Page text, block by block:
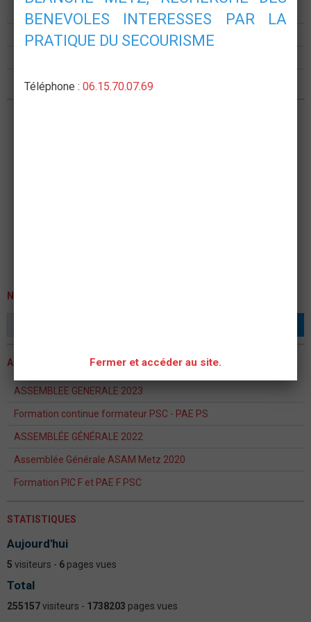
Présentation
Formations
Nous rejoindre
NEWSLETTER
ACTUALITÉS
ASSEMBLEE GENERALE 2023
Formation continue formateur PSC - PAE PS
ASSEMBLÉE GÉNÉRALE 2022
Assemblée Générale ASAM Metz 2020
Formation PIC F et PAE F PSC
STATISTIQUES
Aujourd'hui
5 visiteurs - 6 pages vues
Total
255157visiteurs - 1738203 pages vues
BENEVOLES INTERESSES PAR LA
PRATIQUE DU SECOURISME
Téléphone : 06.15.70.07.69
Fermer et accéder au site.